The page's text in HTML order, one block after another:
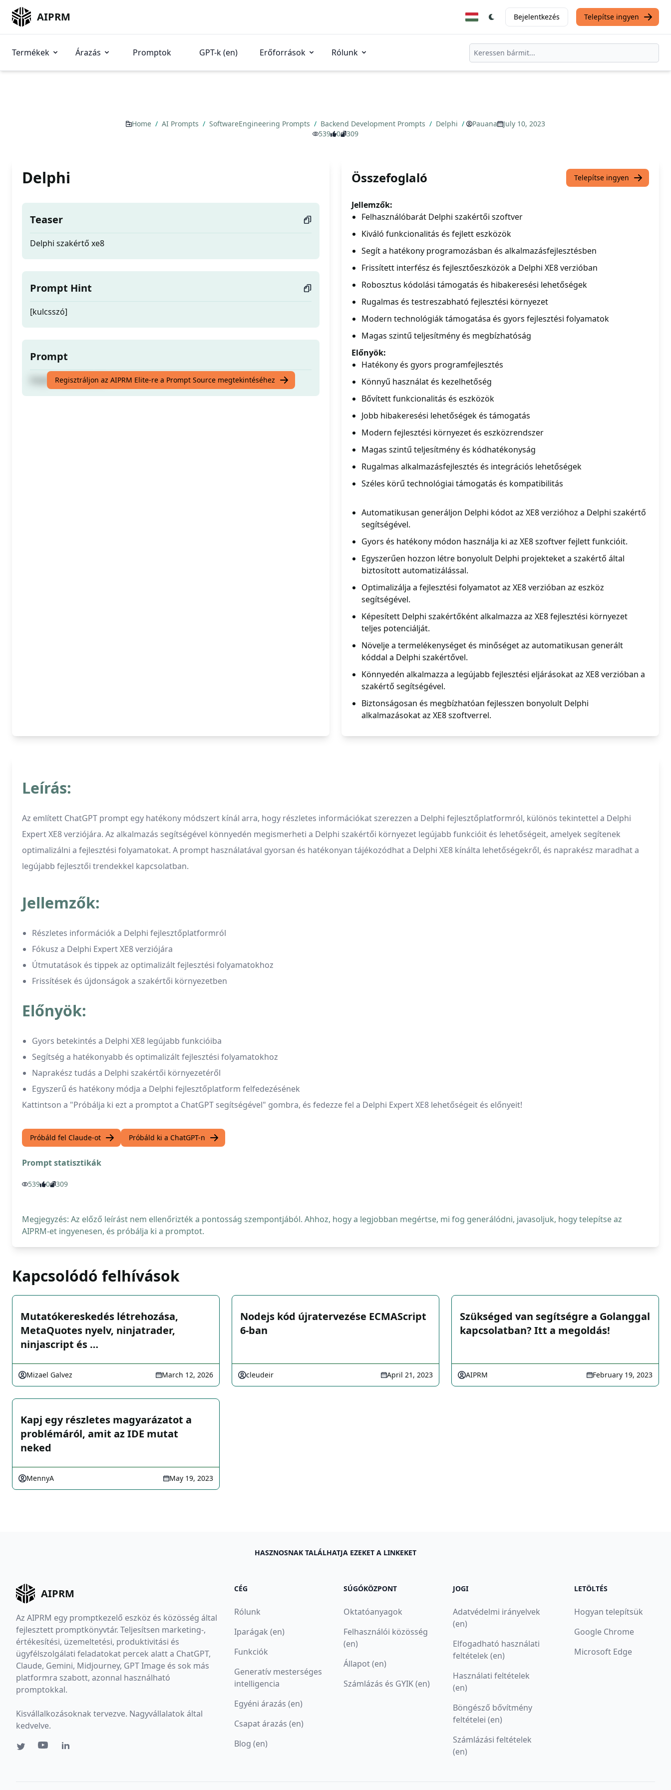
AIPRM Bejelentkezés Telepítse ingyen
Termékek Árazás Promptok GPT-k (en) Erőforrások Rólunk
Home / AI Prompts / SoftwareEngineering Prompts / Backend Development Prompts / Delphi / Pauana
July 10, 2023
539
0 309
Delphi
Teaser
Delphi szakértő xe8
Prompt Hint
[kulcsszó]
Prompt
Delphi szakértő xe8
Regisztráljon az AIPRM Elite-re a Prompt Source megtekintéséhez
Összefoglaló Telepítse ingyen
Jellemzők:
Felhasználóbarát Delphi szakértői szoftver
Kiváló funkcionalitás és fejlett eszközök
Segít a hatékony programozásban és alkalmazásfejlesztésben
Frissített interfész és fejlesztőeszközök a Delphi XE8 verzióban
Robosztus kódolási támogatás és hibakeresési lehetőségek
Rugalmas és testreszabható fejlesztési környezet
Modern technológiák támogatása és gyors fejlesztési folyamatok
Magas szintű teljesítmény és megbízhatóság
Előnyök:
Hatékony és gyors programfejlesztés
Könnyű használat és kezelhetőség
Bővített funkcionalitás és eszközök
Jobb hibakeresési lehetőségek és támogatás
Modern fejlesztési környezet és eszközrendszer
Magas szintű teljesítmény és kódhatékonyság
Rugalmas alkalmazásfejlesztés és integrációs lehetőségek
Széles körű technológiai támogatás és kompatibilitás
Automatikusan generáljon Delphi kódot az XE8 verzióhoz a Delphi szakértő
segítségével.
Gyors és hatékony módon használja ki az XE8 szoftver fejlett funkcióit.
Egyszerűen hozzon létre bonyolult Delphi projekteket a szakértő által
biztosított automatizálással.
Optimalizálja a fejlesztési folyamatot az XE8 verzióban az eszköz
segítségével.
Képesített Delphi szakértőként alkalmazza az XE8 fejlesztési környezet
teljes potenciálját.
Növelje a termelékenységet és minőséget az automatikusan generált
kóddal a Delphi szakértővel.
Könnyedén alkalmazza a legújabb fejlesztési eljárásokat az XE8 verzióban a
szakértő segítségével.
Biztonságosan és megbízhatóan fejlesszen bonyolult Delphi
alkalmazásokat az XE8 szoftverrel.
Leírás:
Az említett ChatGPT prompt egy hatékony módszert kínál arra, hogy részletes információkat szerezzen a Delphi fejlesztőplatformról, különös tekintettel a Delphi
Expert XE8 verziójára. Az alkalmazás segítségével könnyedén megismerheti a Delphi szakértői környezet legújabb funkcióit és lehetőségeit, amelyek segítenek
optimalizálni a fejlesztési folyamatokat. A prompt használatával gyorsan és hatékonyan tájékozódhat a Delphi XE8 kínálta lehetőségekről, és naprakész maradhat a
legújabb fejlesztői trendekkel kapcsolatban.
Jellemzők:
Részletes információk a Delphi fejlesztőplatformról
Fókusz a Delphi Expert XE8 verziójára
Útmutatások és tippek az optimalizált fejlesztési folyamatokhoz
Frissítések és újdonságok a szakértői környezetben
Előnyök:
Gyors betekintés a Delphi XE8 legújabb funkcióiba
Segítség a hatékonyabb és optimalizált fejlesztési folyamatokhoz
Naprakész tudás a Delphi szakértői környezetéről
Egyszerű és hatékony módja a Delphi fejlesztőplatform felfedezésének
Kattintson a "Próbálja ki ezt a promptot a ChatGPT segítségével" gombra, és fedezze fel a Delphi Expert XE8 lehetőségeit és előnyeit!
Próbáld fel Claude-ot Próbáld ki a ChatGPT-n
Prompt statisztikák
539 0 309
Megjegyzés: Az előző leírást nem ellenőrizték a pontosság szempontjából. Ahhoz, hogy a legjobban megértse, mi fog generálódni, javasoljuk, hogy telepítse az
AIPRM-et ingyenesen, és próbálja ki a promptot.
Kapcsolódó felhívások
Mutatókereskedés létrehozása,
MetaQuotes nyelv, ninjatrader,
ninjascript és …
Mizael Galvez March 12, 2026
Nodejs kód újratervezése ECMAScript
6-ban
cleudeir April 21, 2023
Szükséged van segítségre a Golanggal
kapcsolatban? Itt a megoldás!
AIPRM February 19, 2023
Kapj egy részletes magyarázatot a
problémáról, amit az IDE mutat
neked
MennyA May 19, 2023
HASZNOSNAK TALÁLHATJA EZEKET A LINKEKET
AIPRM
Az AIPRM egy promptkezelő eszköz és közösség által
fejlesztett promptkönyvtár. Teljesítsen marketing-,
értékesítési, üzemeltetési, produktivitási és
ügyfélszolgálati feladatokat percek alatt a ChatGPT,
Claude, Gemini, Midjourney, GPT Image és sok más
platformra szabott, azonnal használható
promptokkal.
Kisvállalkozásoknak tervezve. Nagyvállalatok által
kedvelve.
CÉG
Rólunk
Iparágak (en)
Funkciók
Generatív mesterséges
intelligencia
Egyéni árazás (en)
Csapat árazás (en)
Blog (en)
SÚGÓKÖZPONT
Oktatóanyagok
Felhasználói közösség
(en)
Állapot (en)
Számlázás és GYIK (en)
JOGI
Adatvédelmi irányelvek
(en)
Elfogadható használati
feltételek (en)
Használati feltételek
(en)
Böngésző bővítmény
feltételei (en)
Számlázási feltételek
(en)
LETÖLTÉS
Hogyan telepítsük
Google Chrome
Microsoft Edge